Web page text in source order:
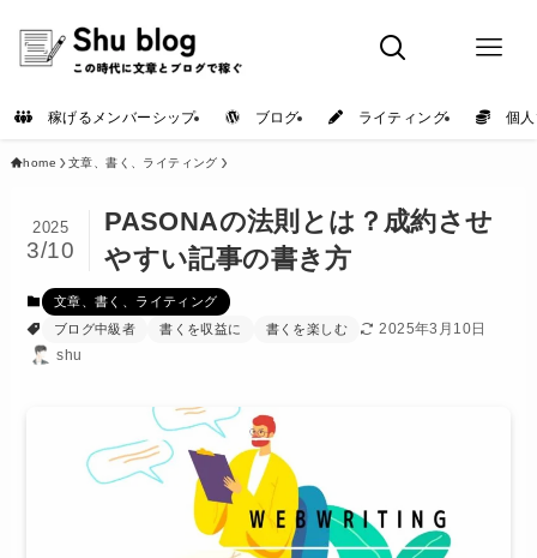
稼げるメンバーシップ ブログ ライティング 個人
home 文章、書く、ライティング
PASONAの法則とは？成約させ
やすい記事の書き方
2025
3/10
文章、書く、ライティング
ブログ中級者
書くを収益に 書くを楽しむ
2025年3月10日
shu